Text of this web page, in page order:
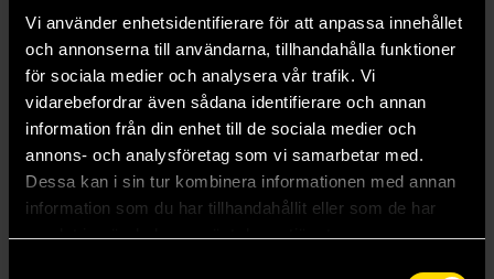
Vi använder enhetsidentifierare för att anpassa innehållet
och annonserna till användarna, tillhandahålla funktioner
för sociala medier och analysera vår trafik. Vi
vidarebefordrar även sådana identifierare och annan
information från din enhet till de sociala medier och
annons- och analysföretag som vi samarbetar med.
Dessa kan i sin tur kombinera informationen med annan
information som du har tillhandahållit eller som de har
samlat in när du har använt deras tjänster.
Simple Moco Fairy Chuchu Pen Case
Kamio: Mogu Nyan